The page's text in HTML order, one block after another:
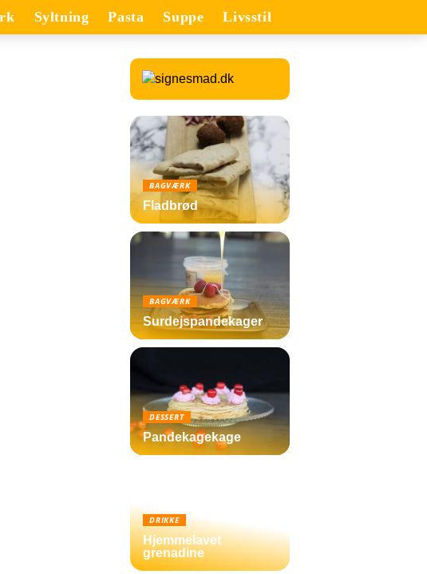
Syltning Pasta Suppe Livsstil
BAGVÆRK
Fladbrød
BAGVÆRK
Surdejspandekager
DESSERT
Pandekagekage
DRIKKE
Hjemmelavet
grenadine